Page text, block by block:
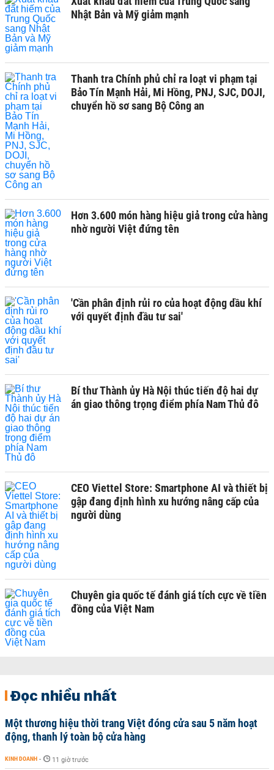
Nhật Bản và Mỹ giảm mạnh
Thanh tra Chính phủ chỉ ra loạt vi phạm tại
Bảo Tín Mạnh Hải, Mi Hồng, PNJ, SJC, DOJI,
chuyển hồ sơ sang Bộ Công an
Hơn 3.600 món hàng hiệu giả trong cửa hàng
nhờ người Việt đứng tên
'Cần phân định rủi ro của hoạt động dầu khí
với quyết định đầu tư sai'
Bí thư Thành ủy Hà Nội thúc tiến độ hai dự
án giao thông trọng điểm phía Nam Thủ đô
CEO Viettel Store: Smartphone AI và thiết bị
gập đang định hình xu hướng nâng cấp của
người dùng
Chuyên gia quốc tế đánh giá tích cực về tiền
đồng của Việt Nam
Đọc nhiều nhất
Một thương hiệu thời trang Việt đóng cửa sau 5 năm hoạt
động, thanh lý toàn bộ cửa hàng
KINH DOANH - 11 giờ trước